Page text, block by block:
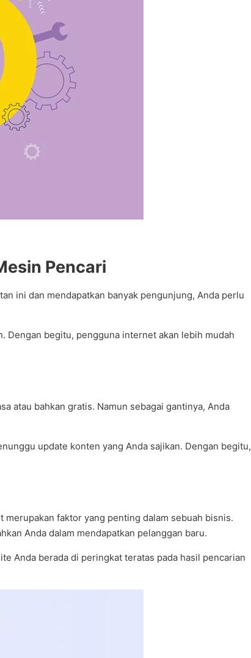
Pencari
ini dan mendapatkan banyak pengunjung, Anda perlu
Dengan begitu, pengguna internet akan lebih mudah
atau bahkan gratis. Namun sebagai gantinya, Anda
update konten yang Anda sajikan. Dengan begitu,
faktor yang penting dalam sebuah bisnis.
Anda dalam mendapatkan pelanggan baru.
Anda berada di peringkat teratas pada hasil pencarian